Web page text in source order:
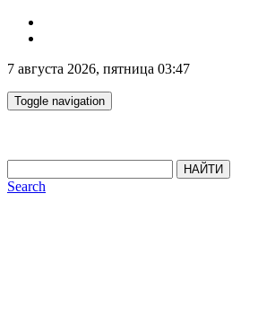
7 августа 2026, пятница 03:47
Toggle navigation
НАЙТИ
Search